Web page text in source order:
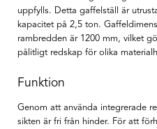
uppfylls. Detta gaffelställ är
kapacitet på 2,5 ton.
rambredden är 1200 mm, vilket
pålitligt redskap för olika
Funktion
Genom att använda integrerade
sikten är fri från hinder. För att